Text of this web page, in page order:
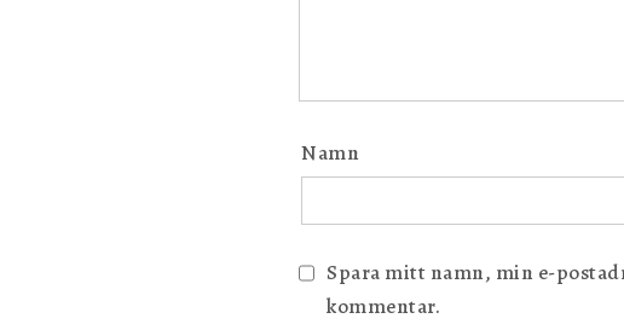
Namn
Spara mitt namn, min e-
kommentar.